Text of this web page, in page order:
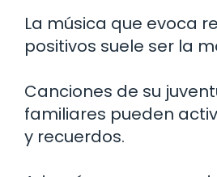
La música que evoca
positivos suele ser la
Canciones de su
familiares pueden
y recuerdos.